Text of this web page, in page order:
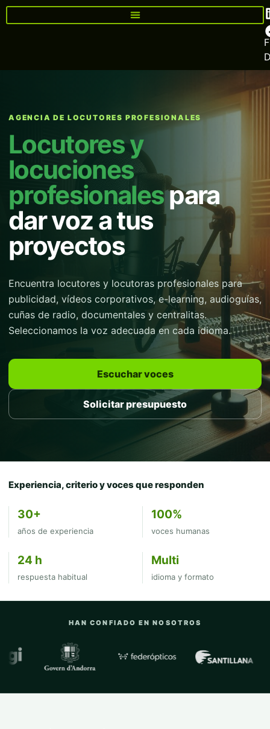
AGENCIA DE LOCUTORES PROFESIONALES
Locutores y
locuciones
profesionalespara
dar voz a tus
proyectos
Encuentra locutores y locutoras profesionales para
publicidad, vídeos corporativos, e-learning, audioguías,
cuñas de radio, documentales y centralitas.
Seleccionamos la voz adecuada en cada idioma.
Escuchar voces
Solicitar presupuesto
Experiencia, criterio y voces que responden
30+
años de experiencia
100%
voces humanas
24 h
respuesta habitual
Multi
idioma y formato
HAN CONFIADO EN NOSOTROS
Empresas y organizaciones con las